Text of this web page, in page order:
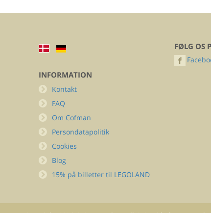
INFORMATION
Kontakt
FAQ
Om Cofman
Persondatapolitik
Cookies
Blog
15% på billetter til LEGOLAND
FØLG OS